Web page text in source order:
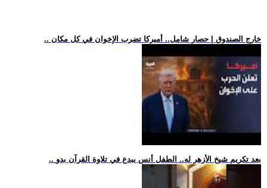
.. خارج الصندوق | حصار شامل.. أميركا تضرب الإخوان في كل مكان
.. بعد تكريم شيخ الأزهر له.. الطفل أنس يبدع في تلاوة القرآن بدو